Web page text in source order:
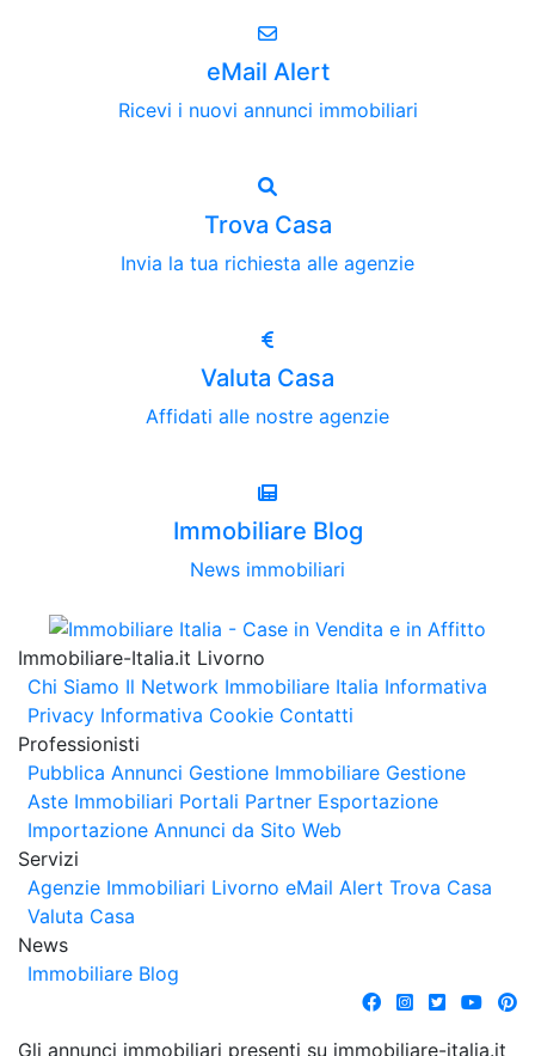
eMail Alert
Ricevi i nuovi annunci immobiliari
Trova Casa
Invia la tua richiesta alle agenzie
Valuta Casa
Affidati alle nostre agenzie
Immobiliare Blog
News immobiliari
Immobiliare-Italia.it Livorno
Chi Siamo Il Network Immobiliare Italia Informativa
Privacy Informativa Cookie Contatti
Professionisti
Pubblica Annunci Gestione Immobiliare Gestione
Aste Immobiliari Portali Partner Esportazione
Importazione Annunci da Sito Web
Servizi
Agenzie Immobiliari Livorno eMail Alert Trova Casa
Valuta Casa
News
Immobiliare Blog
Gli annunci immobiliari presenti su immobiliare-italia.it